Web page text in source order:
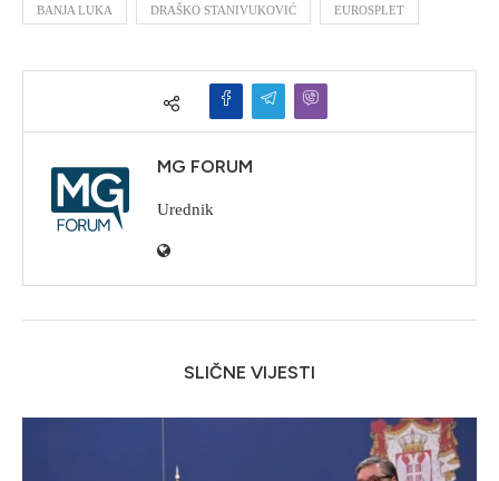
BANJA LUKA DRAŠKO STANIVUKOVIĆ EUROSPLET
MG FORUM
Urednik
SLIČNE VIJESTI